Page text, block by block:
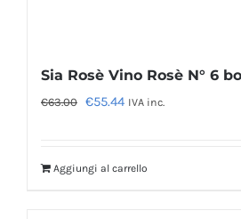
Sia Rosè Vino Rosè N° 6
€63.00 Il
era:
€55.44Il
è:
IVA inc.
Aggiungi al carrello